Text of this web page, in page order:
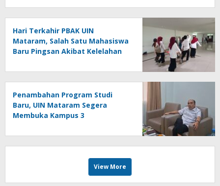
Hari Terkahir PBAK UIN
Mataram, Salah Satu Mahasiswa
Baru Pingsan Akibat Kelelahan
Penambahan Program Studi
Baru, UIN Mataram Segera
Membuka Kampus 3
View More